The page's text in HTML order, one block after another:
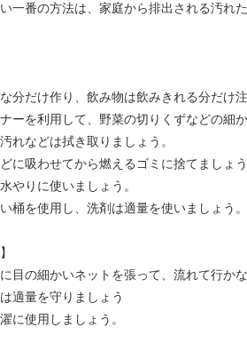
一番の方法は、家庭から排出される汚れ
分だけ作り、飲み物は飲みきれる分だけ注
ーを利用して、野菜の切りくずなどの細
れなどは拭き取りましょう。
に吸わせてから燃えるゴミに捨てましょ
やりに使いましょう。
桶を使用し、洗剤は適量を使いましょう。
目の細かいネットを張って、流れて行か
適量を守りましょう
に使用しましょう。